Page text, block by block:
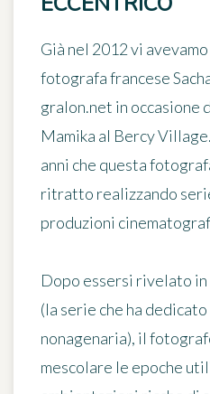
Già nel 2012 vi
fotografa francese
gralon.net in occasione
Mamika al Bercy
anni che questa
ritratto realizzando
produzioni
Dopo essersi rivelato in
(la serie che ha dedicato
nonagenaria), il
mescolare le epoche